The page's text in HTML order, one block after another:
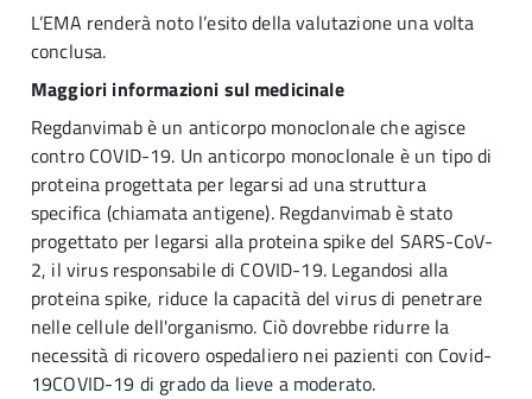
L’EMA renderà noto l’esito della valutazione una volta
conclusa.
Maggiori informazioni sul medicinale
Regdanvimab è un anticorpo monoclonale che agisce
contro COVID-19. Un anticorpo monoclonale è un tipo di
proteina progettata per legarsi ad una struttura
specifica (chiamata antigene). Regdanvimab è stato
progettato per legarsi alla proteina spike del SARS-CoV-
2, il virus responsabile di COVID-19. Legandosi alla
proteina spike, riduce la capacità del virus di penetrare
nelle cellule dell'organismo. Ciò dovrebbe ridurre la
necessità di ricovero ospedaliero nei pazienti con Covid-
19COVID-19 di grado da lieve a moderato.